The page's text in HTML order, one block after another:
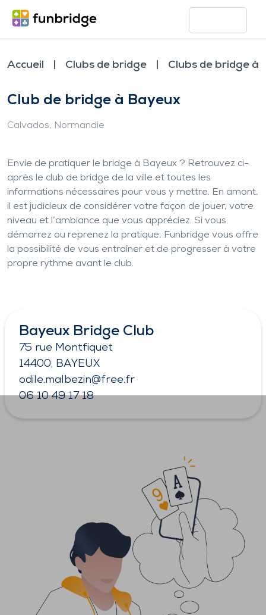
Accueil Clubs de bridge Clubs de bridge à
Club de bridge à Bayeux
Calvados, Normandie
Envie de pratiquer le bridge à Bayeux ? Retrouvez ci-
après le club de bridge de la ville et toutes les
informations nécessaires pour vous y mettre. En amont,
il est judicieux de considérer votre façon de jouer, votre
niveau et l’ambiance que vous appréciez. Si vous
démarrez ou reprenez la pratique, Funbridge vous offre
la possibilité de vous entraîner et de progresser à votre
propre rythme avant le club.
Bayeux Bridge Club
75 rue Montfiquet
14400, BAYEUX
odile.malbezin@free.fr
06 10 49 17 18